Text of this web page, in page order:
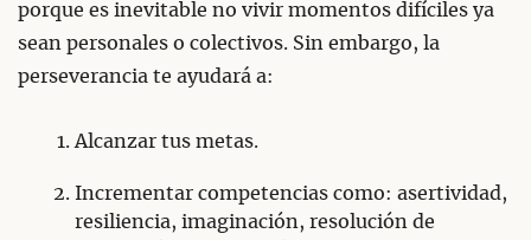
porque es inevitable no vivir momentos difíciles ya
sean personales o colectivos. Sin embargo, la
perseverancia te ayudará a:
Alcanzar tus metas.
Incrementar competencias como: asertividad,
resiliencia, imaginación, resolución de